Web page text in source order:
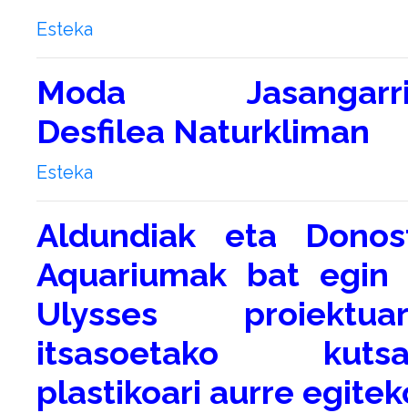
Esteka
Moda
Desfilea Naturkliman
Esteka
Aldundiak eta
Aquariumak bat egin
Ulysses
itsasoetako
plastikoari aurre